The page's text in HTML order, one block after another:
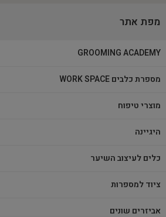
מפת אתר
GROOMING ACADEMY
מספרת כלבים WORK SPACE
מוצרי טיפוח
היגיינה
כלים לעיצוב השיער
ציוד למספרות
אביזרים שונים